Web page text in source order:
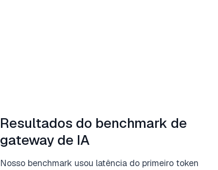
Resultados do benchmark de
gateway de IA
Nosso benchmark usou latência do primeiro token